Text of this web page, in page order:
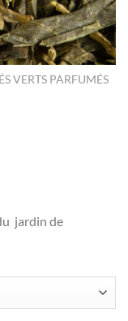
VERTS PARFUMÉS
jardin de